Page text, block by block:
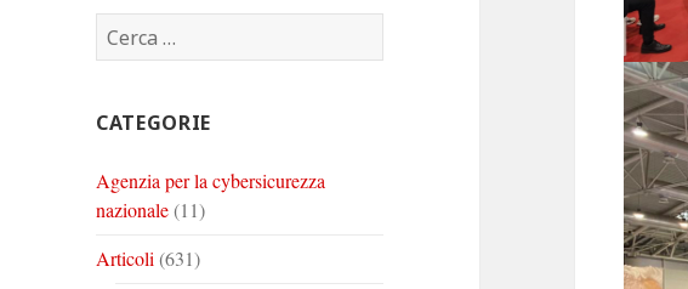
Corinto
su
Corinto
su
su
Ricerca
per:
CATEGORIE
Agenzia per la cybersicurezza
nazionale(11)
Articoli (631)